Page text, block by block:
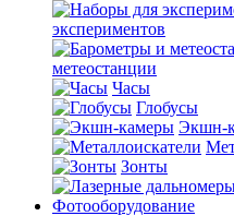
экспериментов
метеостанции
Часы
Глобусы
Экшн-
Зонты
Фотооборудование